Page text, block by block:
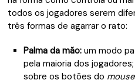
todos os jogadores serem
três formas de agarrar o rato:
Palma da mão:um modo
pela maioria dos
sobre os botões do mouse